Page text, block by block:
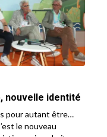
nouvelle identité
pour autant être…
le nouveau